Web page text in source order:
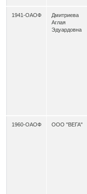
1941-ОАОФ
Дмитриева
Аглая
Эдуардовна
1960-ОАОФ ООО "ВЕГА"